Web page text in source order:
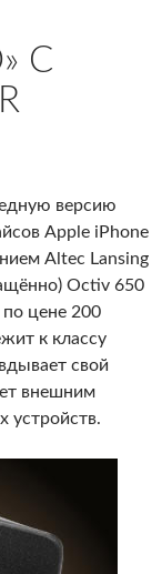
С
версию
Apple iPhone
Altec Lansing
Octiv 650
по цене 200
к классу
свой
внешним
устройств.